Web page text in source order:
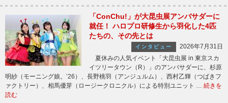
「ConChu!」が大昆虫展アンバサダーに
就任！ ハロプロ研修生から羽化した4匹
たちの、その先とは
インタビュー
2026年7月31日
夏休みの人気イベント「大昆虫展 in 東京スカ
イツリータウン（R）」のアンバサダーに、杉原
明紗（モーニング娘。’26）、長野桃羽（アンジュルム）、西村乙輝（つばきフ
ァクトリー）、相馬優芽（ロージークロニクル）による特別ユニット … 続きを
読む